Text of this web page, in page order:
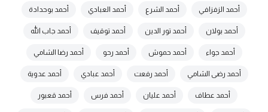
أحمد الزفزافي أحمد الشرع أحمد العبادي أحمد بوحدادة
أحمد بولان أحمد تور الدين أحمد توقيف أحمد جاب الله
أحمد جواء أحمد حموش أحمد رحو أحمد رضا الشامي
أحمد رضى الشامي أحمد رفعت أحمد عبادي أحمد عدوية
أحمد عطاف أحمد عليان أحمد فرس أحمد قعبور